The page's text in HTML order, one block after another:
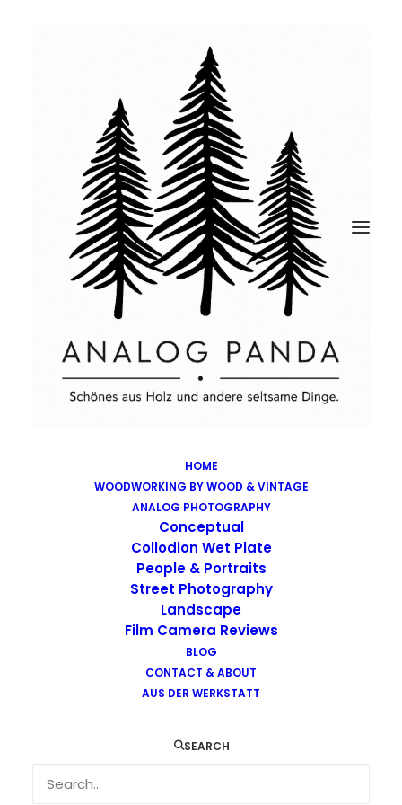
HOME
WOODWORKING BY WOOD & VINTAGE
ANALOG PHOTOGRAPHY
Conceptual
Collodion Wet Plate
People & Portraits
Street Photography
Landscape
Film Camera Reviews
BLOG
CONTACT & ABOUT
AUS DER WERKSTATT
SEARCH
Images tagged "styria"
Images tagged "styria"